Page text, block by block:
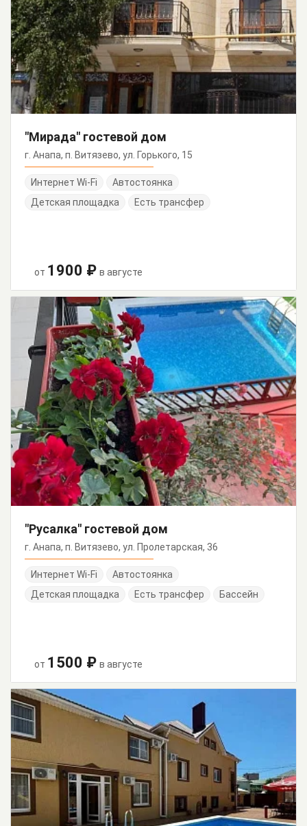
"Мирада" гостевой дом
г. Анапа, п. Витязево, ул. Горького, 15
Интернет Wi-Fi
Автостоянка
Детская площадка
Есть трансфер
от 1900 ₽ в августе
"Русалка" гостевой дом
г. Анапа, п. Витязево, ул. Пролетарская, 36
Интернет Wi-Fi
Автостоянка
Детская площадка
Есть трансфер Бассейн
от 1500 ₽ в августе